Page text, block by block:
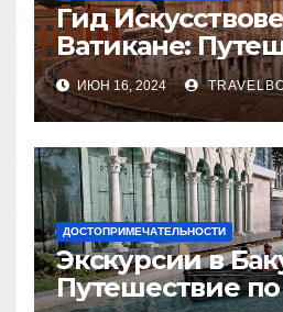
Гид
Ватикане:
Сквозь Века
ИЮН 16, 2024
ДОСТОПРИМЕЧАТЕЛЬНОСТИ
Экскурсии в
Путешествие